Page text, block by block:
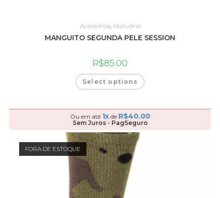
Acessórios, Vestuário
MANGUITO SEGUNDA PELE SESSION
R$85.00
Select options
Ou em até 1xde R$40.00
Sem Juros - PagSeguro
FORA DE ESTOQUE